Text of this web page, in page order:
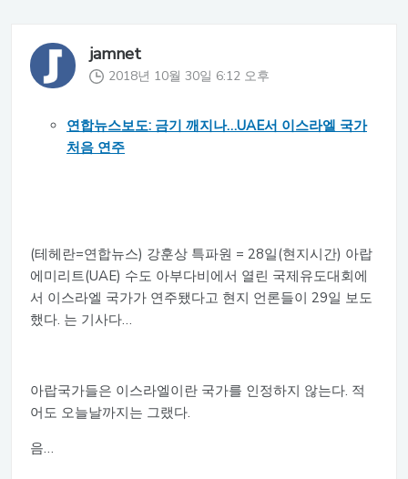
jamnet
2018년 10월 30일 6:12 오후
연합뉴스보도: 금기 깨지나…UAE서 이스라엘 국가
처음 연주
(테헤란=연합뉴스) 강훈상 특파원 = 28일(현지시간) 아랍
에미리트(UAE) 수도 아부다비에서 열린 국제유도대회에
서 이스라엘 국가가 연주됐다고 현지 언론들이 29일 보도
했다. 는 기사다…
아랍국가들은 이스라엘이란 국가를 인정하지 않는다. 적
어도 오늘날까지는 그랬다.
음…